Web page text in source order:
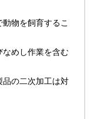
物を飼育するこ
めし作業を含む
の二次加工は対